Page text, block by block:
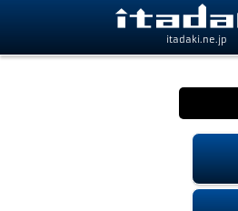
itadaki.ne.jp